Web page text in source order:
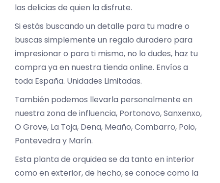
las delicias de quien la disfrute.
Si estás buscando un detalle para tu madre o
buscas simplemente un regalo duradero para
impresionar o para ti mismo, no lo dudes, haz tu
compra ya en nuestra tienda online. Envíos a
toda España. Unidades Limitadas.
También podemos llevarla personalmente en
nuestra zona de influencia, Portonovo, Sanxenxo,
O Grove, La Toja, Dena, Meaño, Combarro, Poio,
Pontevedra y Marín.
Esta planta de orquidea se da tanto en interior
como en exterior, de hecho, se conoce como la